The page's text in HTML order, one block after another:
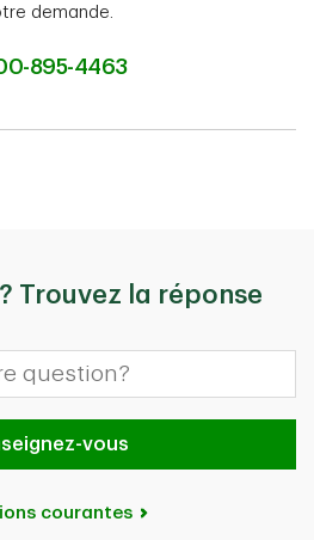
demande.
895-4463
Trouvez la réponse
vous
courantes